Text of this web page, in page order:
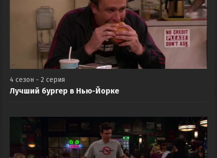
4 сезон - 2 серия
Лучший бургер в Нью-Йорке